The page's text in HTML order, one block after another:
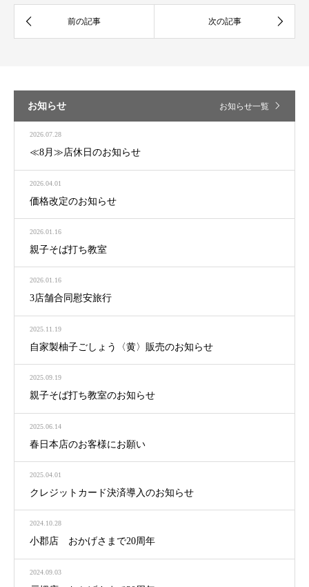
お知らせ お知らせ一覧
2026.07.28
≪8月≫店休日のお知らせ
2026.04.01
価格改定のお知らせ
2026.01.16
親子そば打ち教室
2026.01.16
3店舗合同慰安旅行
2025.11.19
自家製柚子ごしょう〈黄〉販売のお知らせ
2025.09.19
親子そば打ち教室のお知らせ
2025.06.14
春日本店のお客様にお願い
2025.04.01
クレジットカード決済導入のお知らせ
2024.10.28
小郡店 おかげさまで20周年
2024.09.03